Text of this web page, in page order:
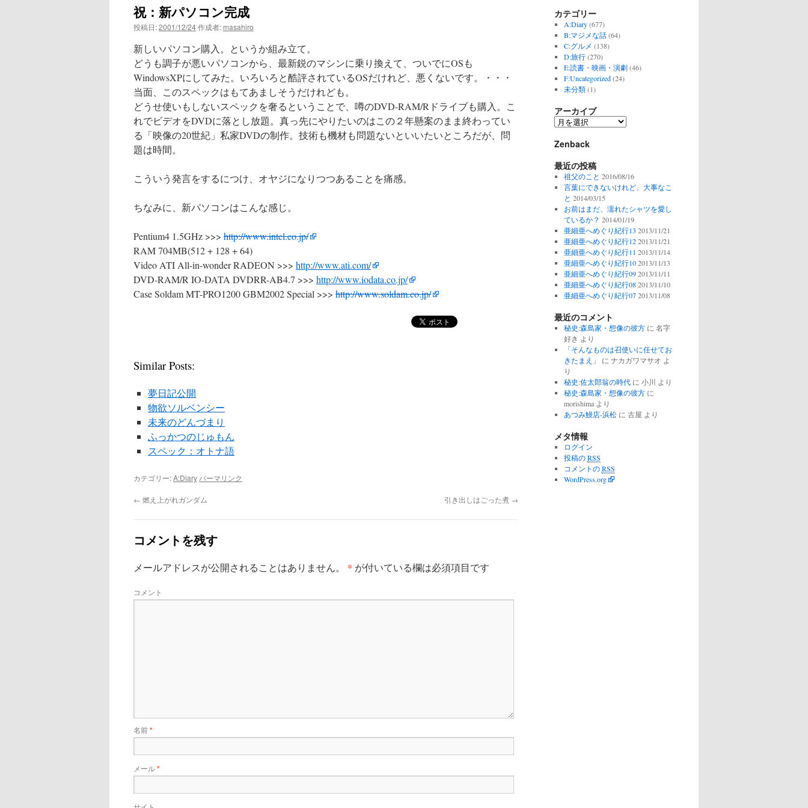
ン
プ
祝：新パソコン完成
投稿日:2001/12/24作成者: masahiro
新しいパソコン購入。というか組み立て。
どうも調子が悪いパソコンから、最新鋭のマシンに乗り換えて、ついでにOSも
WindowsXPにしてみた。いろいろと酷評されているOSだけれど、悪くないです。・・・
当面、このスペックはもてあましそうだけれども。
どうせ使いもしないスペックを奢るということで、噂のDVD-RAM/Rドライブも購入。こ
れでビデオをDVDに落とし放題。真っ先にやりたいのはこの２年懸案のまま終わってい
る「映像の20世紀」私家DVDの制作。技術も機材も問題ないといいたいところだが、問
題は時間。
こういう発言をするにつけ、オヤジになりつつあることを痛感。
ちなみに、新パソコンはこんな感じ。
Pentium4 1.5GHz >>> http://www.intel.co.jp/
RAM 704MB(512 + 128 + 64)
Video ATI All-in-wonder RADEON >>> http://www.ati.com/
DVD-RAM/R IO-DATA DVDRR-AB4.7 >>> http://www.iodata.co.jp/
Case Soldam MT-PRO1200 GBM2002 Special >>> http://www.soldam.co.jp/
Similar Posts:
夢日記公開
物欲ソルベンシー
未来のどんづまり
ふっかつのじゅもん
スペック：オトナ語
カテゴリー:A:Diary パーマリンク
← 燃え上がれガンダム 引き出しはごった煮 →
コメントを残す
メールアドレスが公開されることはありません。 * が付いている欄は必須項目です
コメント
名前*
メール*
カテゴリー
A:Diary(677)
B:マジメな話(64)
C:グルメ (138)
D:旅行(270)
E:読書・映画・演劇(46)
F:Uncategorized(24)
未分類(1)
アーカイブ
ア
カ
ブ
Zenback
最近の投稿
祖父のこと 2016/08/16
言葉にできないけれど、大事なこ
と 2014/03/15
お前はまだ、濡れたシャツを愛し
ているか？ 2014/01/19
亜細亜へめぐり紀行13 2013/11/21
亜細亜へめぐり紀行12 2013/11/21
亜細亜へめぐり紀行11 2013/11/14
亜細亜へめぐり紀行10 2013/11/13
亜細亜へめぐり紀行09 2013/11/11
亜細亜へめぐり紀行08 2013/11/10
亜細亜へめぐり紀行07 2013/11/08
最近のコメント
秘史:森島家・想像の彼方に 名字
好き より
「そんなものは召使いに任せてお
きたまえ」
に ナカガワマサオ よ
り
秘史:佐太郎翁の時代に 小川 より
秘史:森島家・想像の彼方に
morishimaより
あつみ鰻店-浜松に 古屋 より
メタ情報
ログイン
投稿のRSS
コメントのRSS
WordPress.org